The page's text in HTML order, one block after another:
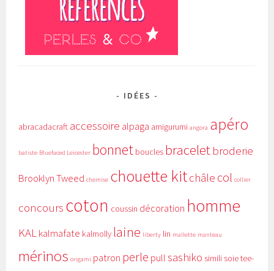
IDÉES
abracadacraft accessoire alpaga amigurumi angora apéro
batiste Bluefaced Leicester bonnet boucles bracelet broderie
Brooklyn Tweed chemise chouette kitchâle col collier
concours coton coussin décoration homme
KALkalmafate kalmolly laine liberty lin mallette manteau
mérinos origami patron perle pull sashiko simili soietee-